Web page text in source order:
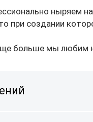
ныряем
при создании
больше мы любим